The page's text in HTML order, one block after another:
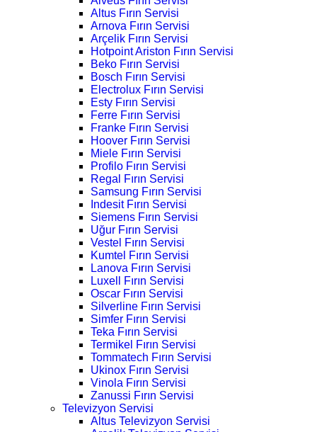
Altus Fırın Servisi
Arnova Fırın Servisi
Arçelik Fırın Servisi
Hotpoint Ariston Fırın Servisi
Beko Fırın Servisi
Bosch Fırın Servisi
Electrolux Fırın Servisi
Esty Fırın Servisi
Ferre Fırın Servisi
Franke Fırın Servisi
Hoover Fırın Servisi
Miele Fırın Servisi
Profilo Fırın Servisi
Regal Fırın Servisi
Samsung Fırın Servisi
Indesit Fırın Servisi
Siemens Fırın Servisi
Uğur Fırın Servisi
Vestel Fırın Servisi
Kumtel Fırın Servisi
Lanova Fırın Servisi
Luxell Fırın Servisi
Oscar Fırın Servisi
Silverline Fırın Servisi
Simfer Fırın Servisi
Teka Fırın Servisi
Termikel Fırın Servisi
Tommatech Fırın Servisi
Ukinox Fırın Servisi
Vinola Fırın Servisi
Zanussi Fırın Servisi
Televizyon Servisi
Altus Televizyon Servisi